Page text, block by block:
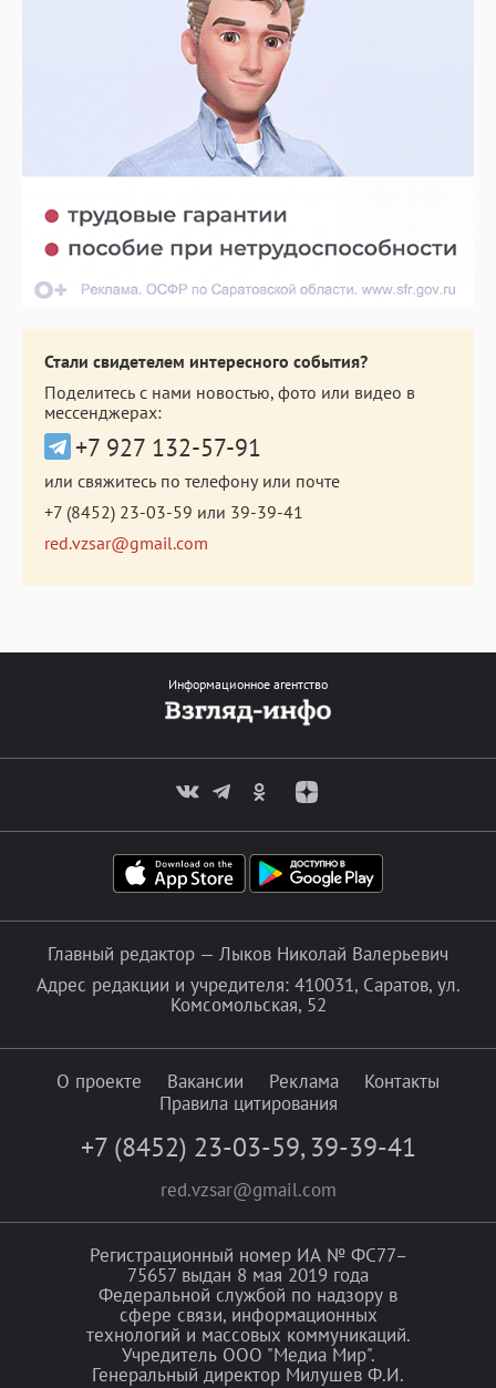
Стали свидетелем интересного события?
Поделитесь с нами новостью, фото или видео в
мессенджерах:
+7 927 132-57-91
или свяжитесь по телефону или почте
+7 (8452) 23-03-59 или 39-39-41
red.vzsar@gmail.com
Информационное агентство
Главный редактор — Лыков Николай Валерьевич
Адрес редакции и учредителя: 410031, Саратов, ул.
Комсомольская, 52
О проекте Вакансии Реклама
Контакты
Правила цитирования
+7 (8452) 23-03-59, 39-39-41
red.vzsar@gmail.com
Регистрационный номер ИА № ФС77–
75657 выдан 8 мая 2019 года
Федеральной службой по надзору в
сфере связи, информационных
технологий и массовых коммуникаций.
Учредитель ООО "Медиа Мир".
Генеральный директор Милушев Ф.И.